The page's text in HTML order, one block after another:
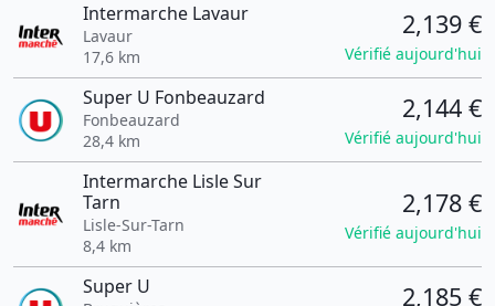
Intermarche Lavaur
Lavaur
17,6 km
2,139 €
Vérifié aujourd'hui
Super U Fonbeauzard
Fonbeauzard
28,4 km
2,144 €
Vérifié aujourd'hui
Intermarche Lisle Sur
Tarn
Lisle-Sur-Tarn
8,4 km
2,178 €
Vérifié aujourd'hui
Super U 2,185 €